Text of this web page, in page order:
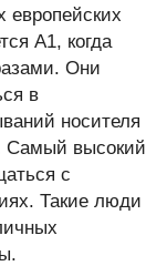
европейских
A1, когда
Они
в
носителя
Самый высокий
с
Такие люди